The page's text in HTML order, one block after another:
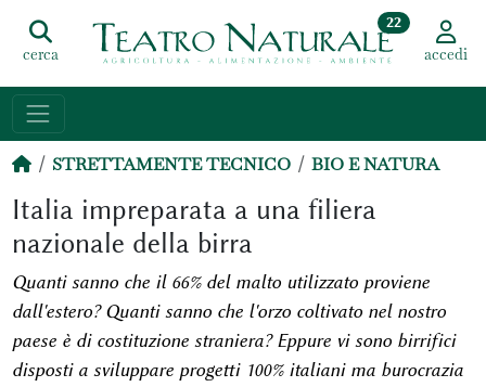
cerca
22
accedi
STRETTAMENTE TECNICO BIO E NATURA
Italia impreparata a una filiera
nazionale della birra
Quanti sanno che il 66% del malto utilizzato proviene
dall'estero? Quanti sanno che l'orzo coltivato nel nostro
paese è di costituzione straniera? Eppure vi sono birrifici
disposti a sviluppare progetti 100% italiani ma burocrazia